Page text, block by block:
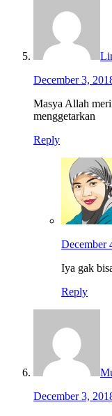
December 3,
Masya Allah
menggetarkan
Reply
December
Iya gak
Reply
December 3,